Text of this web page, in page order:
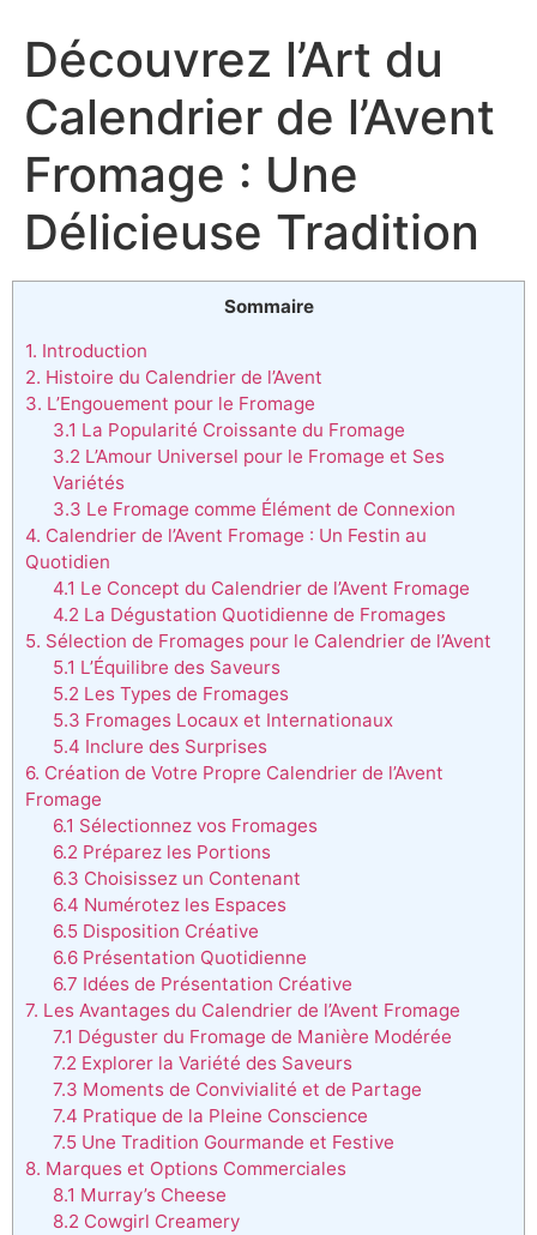
Découvrez l’Art du
Calendrier de l’Avent
Fromage : Une
Délicieuse Tradition
Sommaire
1. Introduction
2. Histoire du Calendrier de l’Avent
3. L’Engouement pour le Fromage
3.1 La Popularité Croissante du Fromage
3.2 L’Amour Universel pour le Fromage et Ses
Variétés
3.3 Le Fromage comme Élément de Connexion
4. Calendrier de l’Avent Fromage : Un Festin au
Quotidien
4.1 Le Concept du Calendrier de l’Avent Fromage
4.2 La Dégustation Quotidienne de Fromages
5. Sélection de Fromages pour le Calendrier de l’Avent
5.1 L’Équilibre des Saveurs
5.2 Les Types de Fromages
5.3 Fromages Locaux et Internationaux
5.4 Inclure des Surprises
6. Création de Votre Propre Calendrier de l’Avent
Fromage
6.1 Sélectionnez vos Fromages
6.2 Préparez les Portions
6.3 Choisissez un Contenant
6.4 Numérotez les Espaces
6.5 Disposition Créative
6.6 Présentation Quotidienne
6.7 Idées de Présentation Créative
7. Les Avantages du Calendrier de l’Avent Fromage
7.1 Déguster du Fromage de Manière Modérée
7.2 Explorer la Variété des Saveurs
7.3 Moments de Convivialité et de Partage
7.4 Pratique de la Pleine Conscience
7.5 Une Tradition Gourmande et Festive
8. Marques et Options Commerciales
8.1 Murray’s Cheese
8.2 Cowgirl Creamery